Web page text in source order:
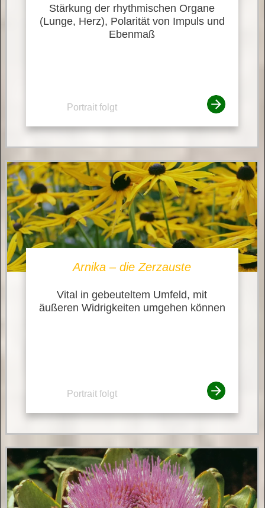
Stärkung der rhythmischen Organe
(Lunge, Herz), Polarität von Impuls und
Ebenmaß
Portrait folgt
Arnika – die Zerzauste
Vital in gebeuteltem Umfeld, mit
äußeren Widrigkeiten umgehen können
Portrait folgt